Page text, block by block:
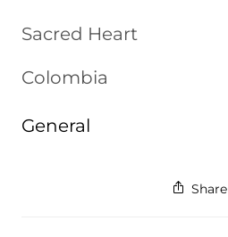
Sacred Heart
Colombia
General
Share